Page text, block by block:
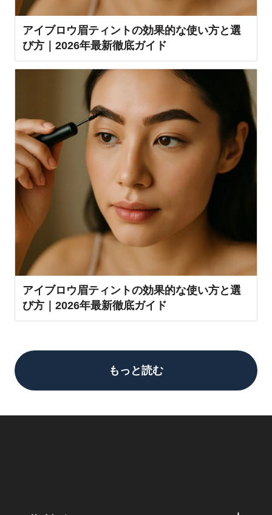
アイブロウ眉ティントの効果的な使い方と選
び方｜2026年最新徹底ガイド
アイブロウ眉ティントの効果的な使い方と選
び方｜2026年最新徹底ガイド
もっと読む